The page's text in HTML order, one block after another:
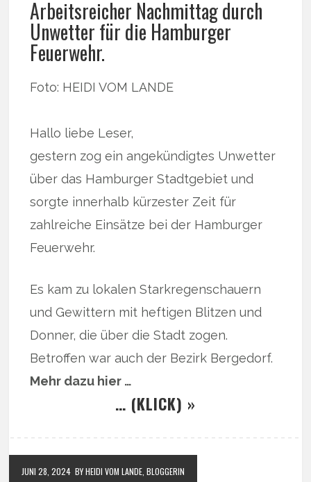
Arbeitsreicher Nachmittag durch
Unwetter für die Hamburger
Feuerwehr.
Foto: HEIDI VOM LANDE
Hallo liebe Leser,
gestern zog ein angekündigtes Unwetter
über das Hamburger Stadtgebiet und
sorgte innerhalb kürzester Zeit für
zahlreiche Einsätze bei der Hamburger
Feuerwehr.
Es kam zu lokalen Starkregenschauern
und Gewittern mit heftigen Blitzen und
Donner, die über die Stadt zogen.
Betroffen war auch der Bezirk Bergedorf.
Mehr dazu hier …
… (KLICK) »
JUNI 28, 2024 BY HEIDI VOM LANDE, BLOGGERIN